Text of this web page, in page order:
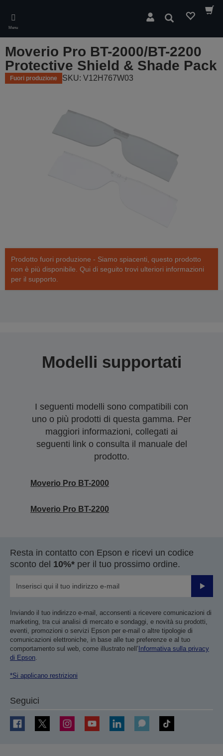
main
content
Menu
Cerca
Moverio Pro BT-2000/BT-2200
Protective Shield & Shade Pack
Fuori produzione SKU: V12H767W03
Prodotto fuori produzione - Siamo spiacenti, questo prodotto
non è più disponibile. Qui di seguito trovi ulteriori informazioni
per il supporto.
Modelli supportati
I seguenti modelli sono compatibili con
uno o più prodotti di questa gamma. Per
maggiori informazioni, collegati ai
seguenti link o consulta il manuale del
prodotto.
Moverio Pro BT-2000
Moverio Pro BT-2200
Resta in contatto con Epson e ricevi un codice
sconto del 10%* per il tuo prossimo ordine.
Invia
Inviando il tuo indirizzo e-mail, acconsenti a ricevere comunicazioni di
marketing, tra cui analisi di mercato e sondaggi, e novità su prodotti,
eventi, promozioni o servizi Epson per e-mail o altre tipologie di
comunicazioni elettroniche, in base alle tue preferenze e al tuo
comportamento sul web, come illustrato nell’ Informativa sulla privacy
di Epson.
*Si applicano restrizioni
Seguici